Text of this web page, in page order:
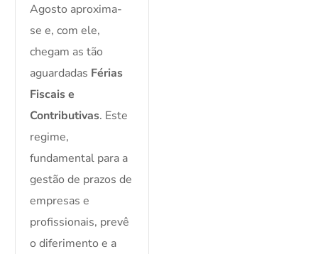
Agosto aproxima-
se e, com ele,
chegam as tão
aguardadas Férias
Fiscais e
Contributivas. Este
regime,
fundamental para a
gestão de prazos de
empresas e
profissionais, prevê
o diferimento e a